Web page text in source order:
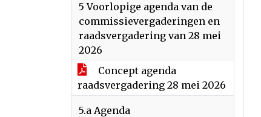
5 Voorlopige agenda van de
commissievergaderingen en
raadsvergadering van 28 mei
2026
Concept agenda
raadsvergadering 28 mei 2026
5.a Agenda